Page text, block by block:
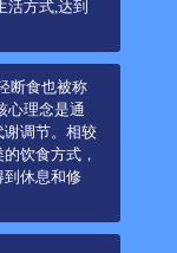
活方式,达到
断食也被称
心理念是通
调节。相较
饮食方式，
到休息和修